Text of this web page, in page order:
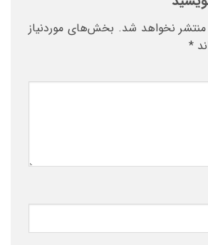
نخواهد شد. بخش‌های موردنیاز
*